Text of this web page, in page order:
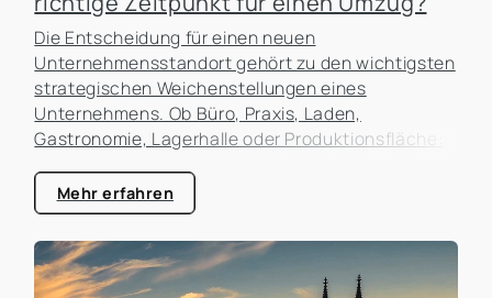
Die Entscheidung für einen neuen
Unternehmensstandort gehört zu den wichtigsten
strategischen Weichenstellungen eines
Unternehmens. Ob Büro, Praxis, Laden,
Gastronomie, Lagerhalle oder Produktionsfläche:
Kosten, sondern auch die Erreichbarkeit für
Kunden, die Attraktivität als Arbeitgeber und die
zukünftigen Entwicklungsmöglichkeiten des
Unternehmens. In der Praxis erleben wir häufig,
dass Unternehmen zu lange an einem Standort
Mehr erfahren